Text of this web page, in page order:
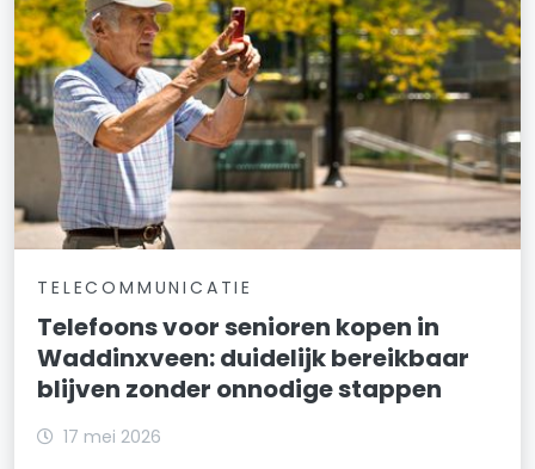
TELECOMMUNICATIE
Telefoons voor senioren kopen in
Waddinxveen: duidelijk bereikbaar
blijven zonder onnodige stappen
17 mei 2026